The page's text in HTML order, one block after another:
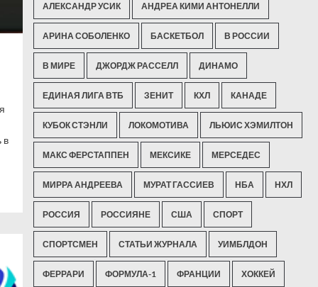
в
АЛЕКСАНДР УСИК АНДРЕА КИМИ АНТОНЕЛЛИ
АРИНА СОБОЛЕНКО БАСКЕТБОЛ В РОССИИ
В МИРЕ ДЖОРДЖ РАССЕЛЛ ДИНАМО
ЕДИНАЯ ЛИГА ВТБ ЗЕНИТ КХЛ КАНАДЕ
КУБОК СТЭНЛИ ЛОКОМОТИВА ЛЬЮИС ХЭМИЛТОН
МАКС ФЕРСТАППЕН МЕКСИКЕ МЕРСЕДЕС
МИРРА АНДРЕЕВА МУРАТ ГАССИЕВ НБА НХЛ
РОССИЯ РОССИЯНЕ США СПОРТ
СПОРТСМЕН СТАТЬИ ЖУРНАЛА УИМБЛДОН
ФЕРРАРИ ФОРМУЛА-1 ФРАНЦИИ ХОККЕЙ